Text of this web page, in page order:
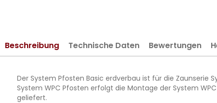
Beschreibung
Der System Pfosten Basic erdverbau ist für die Zaunserie
System WPC Pfosten erfolgt die Montage der System
geliefert.
Technische Daten Bewertungen